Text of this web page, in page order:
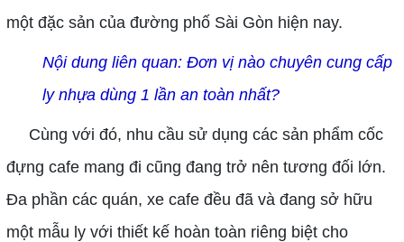
một đặc sản của đường phố Sài Gòn hiện nay.
Nội dung liên quan: Đơn vị nào chuyên cung cấp
ly nhựa dùng 1 lần an toàn nhất?
Cùng với đó, nhu cầu sử dụng các sản phẩm cốc
đựng cafe mang đi cũng đang trở nên tương đối lớn.
Đa phần các quán, xe cafe đều đã và đang sở hữu
một mẫu ly với thiết kế hoàn toàn riêng biệt cho